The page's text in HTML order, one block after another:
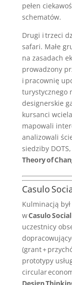
pełen
schematów.
Drugi i trzeci
safari. Małe
na zasadach
prowadzony
i pracownię
turystycznego
designerskie
kursanci
mapowali
analizowali
siedziby
Theory of
Casulo
Kulminacją
wCasulo
uczestnicy
(grant +
prototypy
circular